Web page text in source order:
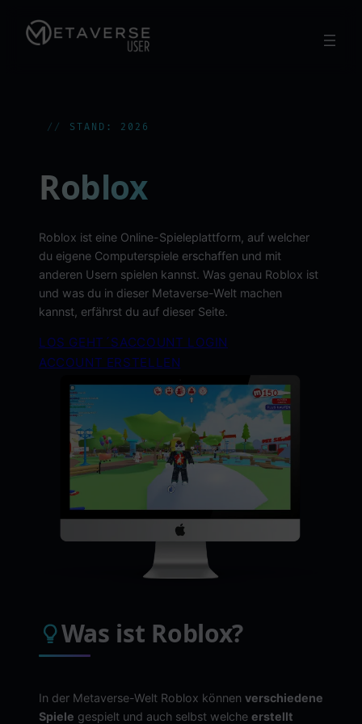
Inhalt
STAND: 2026
Roblox
Roblox ist eine Online-Spieleplattform, auf welcher
du eigene Computerspiele erschaffen und mit
anderen Usern spielen kannst. Was genau Roblox ist
und was du in dieser Metaverse-Welt machen
kannst, erfährst du auf dieser Seite.
LOS GEHT´SACCOUNT LOGIN
ACCOUNT ERSTELLEN
Was ist Roblox?
In der Metaverse-Welt Roblox können verschiedene
Spiele gespielt und auch selbst welche erstellt